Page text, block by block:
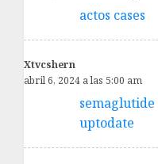
actos cases
Xtvcshern
abril 6, 2024 a las 5:00 am
semaglutide
uptodate